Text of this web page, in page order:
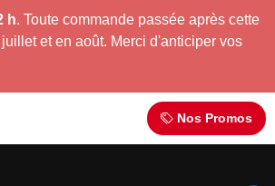
h. Toute commande passée après cette
et en août. Merci d'anticiper vos
Nos Promos